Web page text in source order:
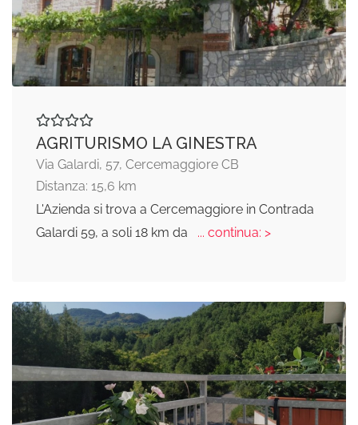
AGRITURISMO LA GINESTRA
Via Galardi, 57, Cercemaggiore CB
Distanza: 15,6 km
L'Azienda si trova a Cercemaggiore in Contrada
Galardi 59, a soli 18 km da
... continua: >